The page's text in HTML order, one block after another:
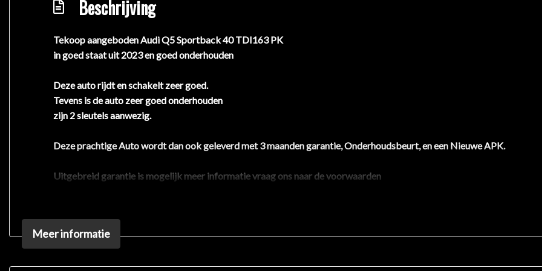
Beschrijving
Tekoop aangeboden Audi Q5 Sportback 40 TDI163 PK
in goed staat uit 2023 en goed onderhouden
Deze auto rijdt en schakelt zeer goed.
Tevens is de auto zeer goed onderhouden
zijn 2 sleutels aanwezig.
Deze prachtige Auto wordt dan ook geleverd met 3 maanden garantie, Onderhoudsbeurt, en een Nieuwe APK.
Uitgebreid garantie is mogelijk meer informatie vraag ons naar de voorwaarden
Heeft u een inruilauto?
Alle inruil is mogelijk!
Stuur uw inruilverzoek via marktplaats WhatsApp website,
Meer informatie